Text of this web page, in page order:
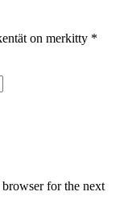
on merkitty *
for the next